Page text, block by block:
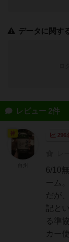
データに関す
レビュー 2件
296
6/10
ーム
だが
記と
る準
カー
神